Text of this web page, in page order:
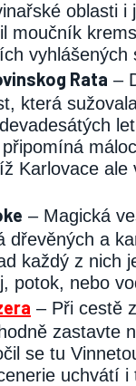
oblasti i
moučník
vyhlášených
Rata –
která
Karlovace ale
– Magická
dřevěných a
každý z nich
potok, nebo
– Při cestě
zastavte
se tu
uchvátí i